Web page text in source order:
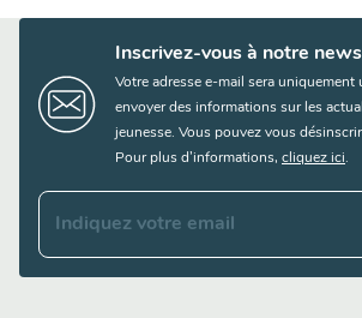
Inscrivez-vous à notre
Votre adresse e-mail sera uniquement
envoyer des informations sur les
jeunesse. Vous pouvez vous
Pour plus d’informations, cliquez ici.
Indiquez votre email